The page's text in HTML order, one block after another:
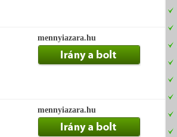
mennyiazara.hu
mennyiazara.hu